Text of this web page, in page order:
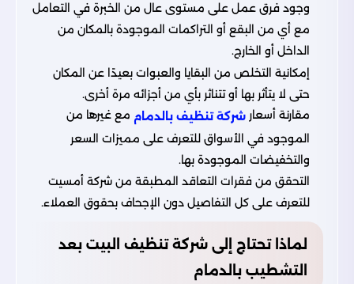
وجود فرق عمل على مستوى عال من الخبرة في التعامل
مع أي من البقع أو التراكمات الموجودة بالمكان من
الداخل أو الخارج.
إمكانية التخلص من البقايا والعبوات بعيدًا عن المكان
حتى لا يتأثر بها أو تتناثر بأي من أجزائه مرة أخرى.
مقارنة أسعار شركة تنظيف بالدمام مع غيرها من
الموجود في الأسواق للتعرف على مميزات السعر
والتخفيضات الموجودة بها.
التحقق من فقرات التعاقد المطبقة من شركة أمسيت
للتعرف على كل التفاصيل دون الإجحاف بحقوق العملاء.
لماذا تحتاج إلى شركة تنظيف البيت بعد
التشطيب بالدمام